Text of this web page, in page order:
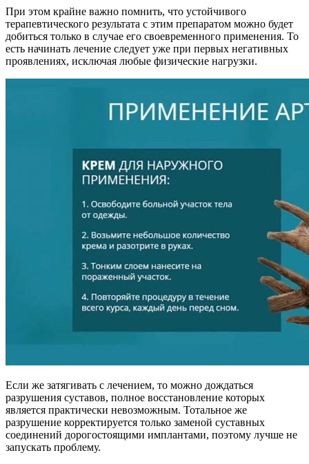
При этом крайне важно помнить, что устойчивого
терапевтического результата с этим препаратом можно будет
добиться только в случае его своевременного применения. То
есть начинать лечение следует уже при первых негативных
проявлениях, исключая любые физические нагрузки.
Если же затягивать с лечением, то можно дождаться
разрушения суставов, полное восстановление которых
является практически невозможным. Тотальное же
разрушение корректируется только заменой суставных
соединений дорогостоящими имплантами, поэтому лучше не
запускать проблему.